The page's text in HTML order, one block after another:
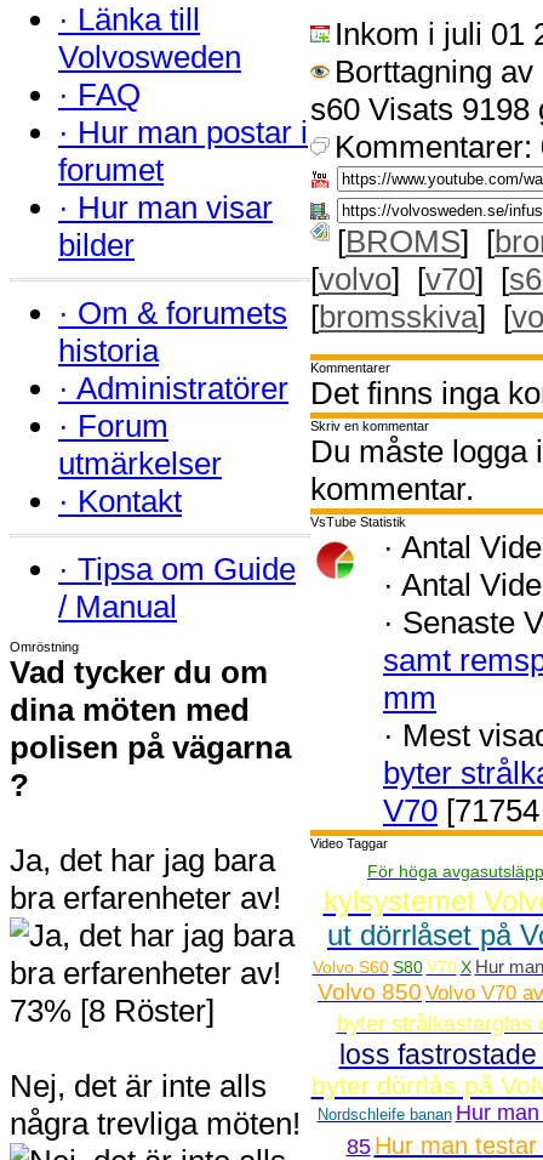
· Länka till
Volvosweden
· FAQ
· Hur man postar i
forumet
· Hur man visar
bilder
· Om & forumets
historia
· Administratörer
· Forum
utmärkelser
· Kontakt
· Tipsa om Guide
/ Manual
Omröstning
Vad tycker du om
dina möten med
polisen på vägarna
?
Ja, det har jag bara
bra erfarenheter av!
73% [8 Röster]
Nej, det är inte alls
några trevliga möten!
Inkom i juli 01
Borttagning
s60 Visats 9198
Kommentarer:
[BROMS] [
[volvo] [v70] [
[bromsskiva] [
Kommentarer
Det finns inga
Skriv en kommentar
Du måste logga
kommentar.
VsTube Statistik
· Antal
· Antal
· Senaste
samt
mm
· Mest
byter
V70
Video Taggar
För höga
kylsystemet
ut dörrlåset på
Volvo S60 S80 V70 X Hur
Volvo 850 Volvo V70
byter strålkastarglas
loss
byter dörrlås på
Nordschleife banan Hur
85 Hur man